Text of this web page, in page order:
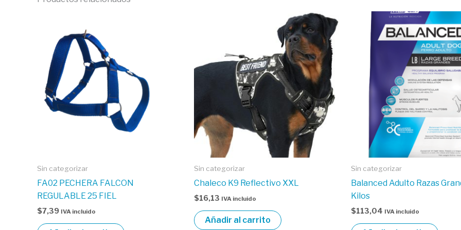
Sin categorizar
FA02 PECHERA FALCON
REGULABLE 25 FIEL
$7,39 IVA incluido
Sin categorizar
Chaleco K9 Reflectivo XXL
$16,13 IVA incluido
Añadir al carrito
Sin categorizar
Balanced Adulto Razas
Kilos
$113,04 IVA incluido